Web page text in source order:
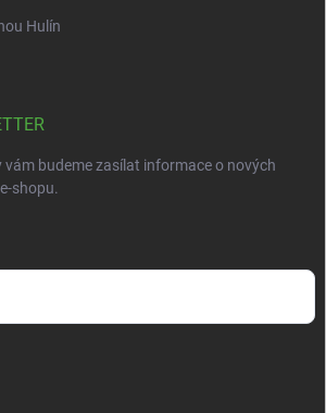
Hulín
vám budeme zasílat informace o nových
shopu.